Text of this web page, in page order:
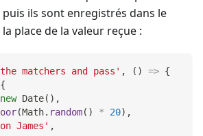
ils sont enregistrés dans le
place de la valeur reçue :
matchers and pass' , ( ) => {
{
new Date( ) ,
(Math. random( ) * 20) ,
James' ,